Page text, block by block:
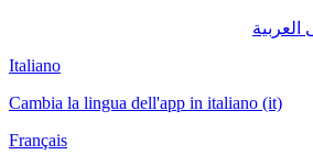
Italiano
Cambia la lingua dell'app in italiano (it)
Français